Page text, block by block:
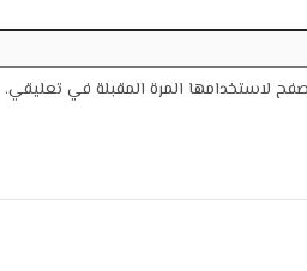
لاستخدامها المرة المقبلة في تعليقي.